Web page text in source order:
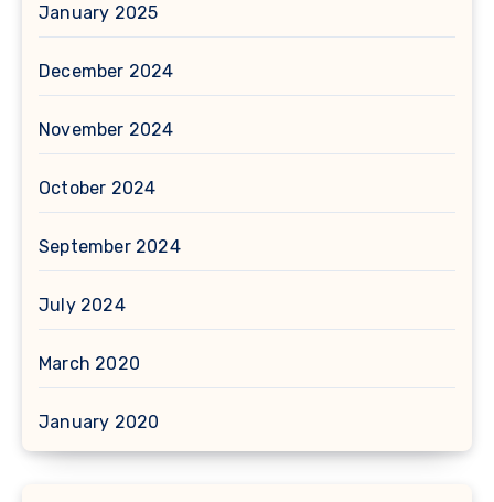
January 2025
December 2024
November 2024
October 2024
September 2024
July 2024
March 2020
January 2020